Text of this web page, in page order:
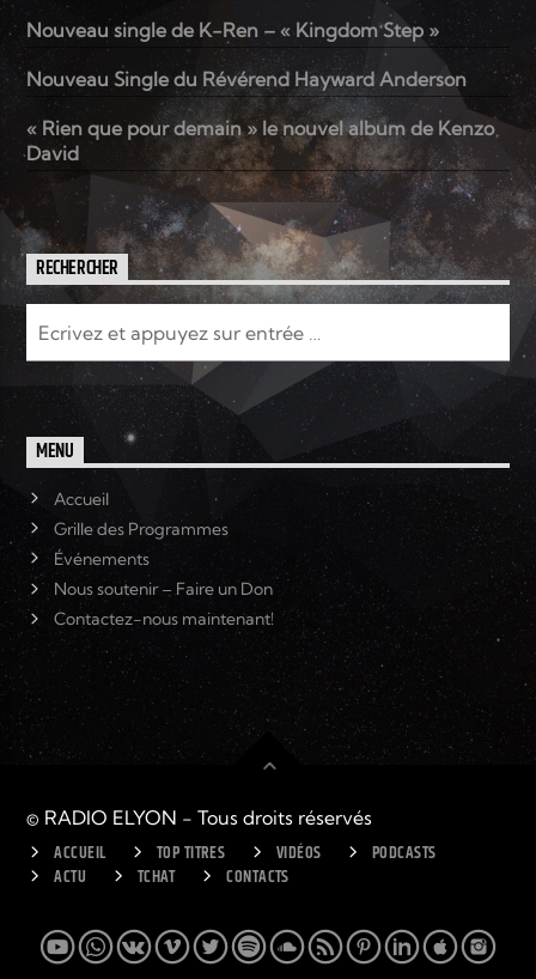
Nouveau single de K-Ren – « Kingdom Step »
Nouveau Single du Révérend Hayward Anderson
« Rien que pour demain » le nouvel album de Kenzo
David
RECHERCHER
MENU
Accueil
Grille des Programmes
Événements
Nous soutenir – Faire un Don
Contactez-nous maintenant!
© RADIO ELYON - Tous droits réservés
ACCUEIL TOP TITRES VIDÉOS
PODCASTS
ACTU
TCHAT CONTACTS